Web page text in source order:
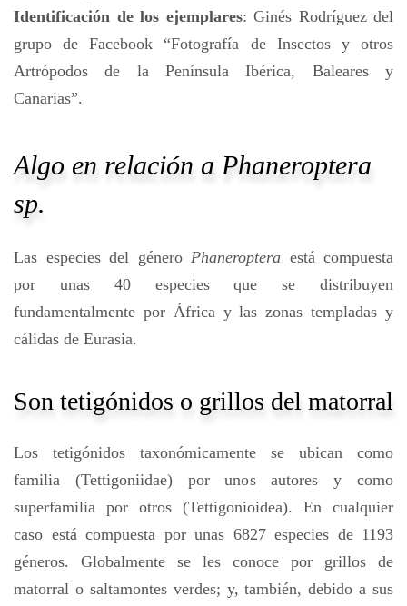
Identificación de los ejemplares: Ginés Rodríguez del
grupo de Facebook “Fotografía de Insectos y otros
Artrópodos de la Península Ibérica, Baleares y
Canarias”.
Algo en relación a Phaneroptera
sp.
Las especies del género Phaneroptera está compuesta
por unas 40 especies que se distribuyen
fundamentalmente por África y las zonas templadas y
cálidas de Eurasia.
Son tetigónidos o grillos del matorral
Los tetigónidos taxonómicamente se ubican como
familia (Tettigoniidae) por unos autores y como
superfamilia por otros (Tettigonioidea). En cualquier
caso está compuesta por unas 6827 especies de 1193
géneros. Globalmente se les conoce por grillos de
matorral o saltamontes verdes; y, también, debido a sus